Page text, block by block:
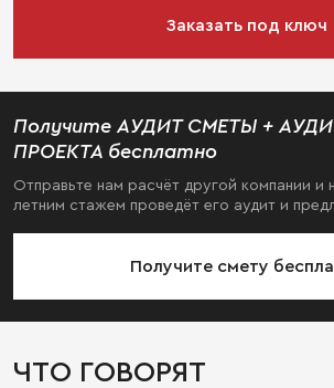
Заказать под ключ
Получите АУДИТ СМЕТЫ +
ПРОЕКТА бесплатно
Отправьте нам расчёт другой компании и
летним стажем проведёт его аудит и
Получите смету
ЧТО ГОВОРЯТ